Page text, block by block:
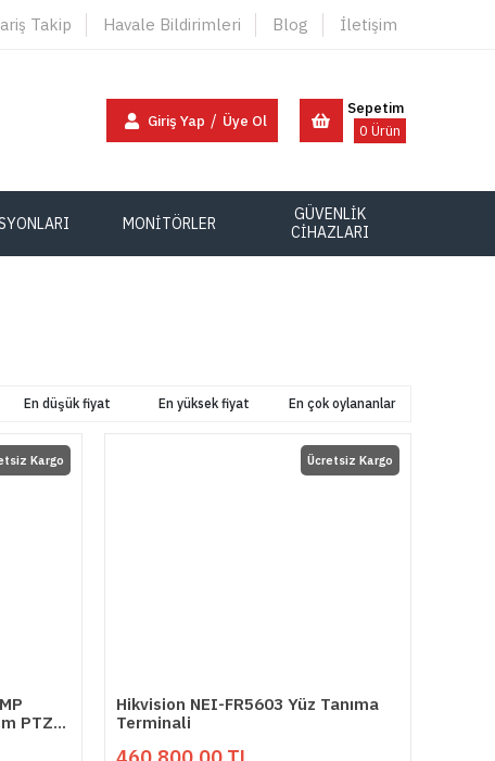
Takip Havale Bildirimleri Blog İletişim
Giriş Yap / Üye Ol
Sepetim
0 Ürün
MONİTÖRLER
GÜVENLİK
CİHAZLARI
En düşük fiyat En yüksek fiyat En çok oylananlar
Kargo
PTZ
Ücretsiz Kargo
Hikvision NEI-FR5603 Yüz Tanıma
Terminali